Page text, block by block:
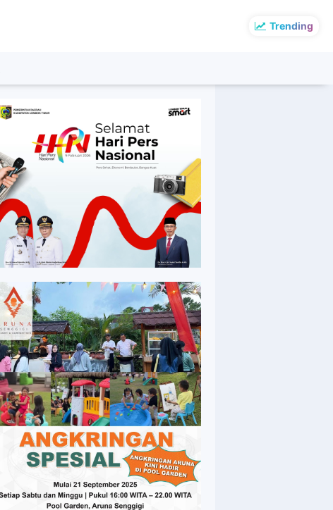
Trending